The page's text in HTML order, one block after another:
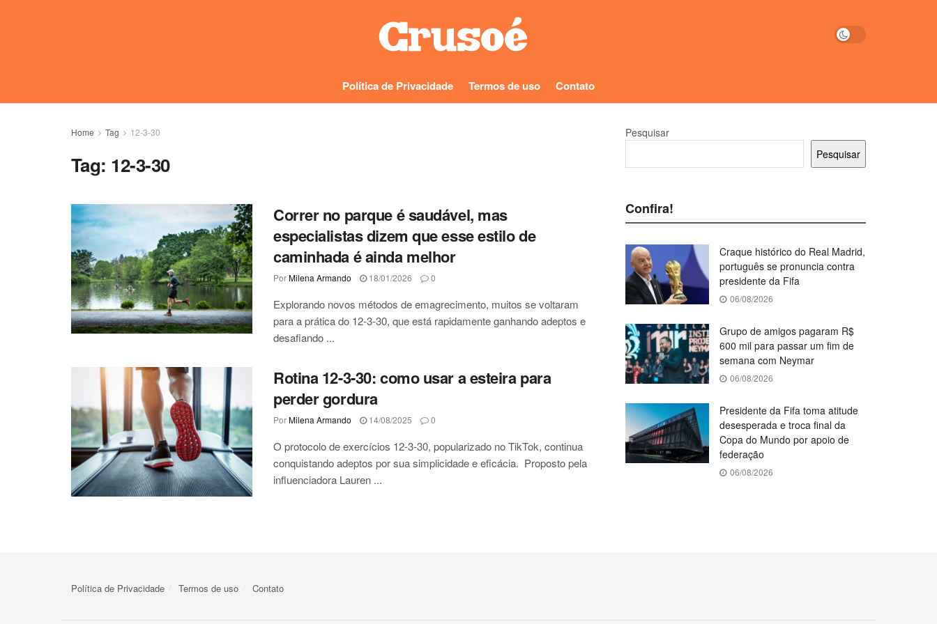
Política de Privacidade Termos de uso Contato
Home Tag 12-3-30
Tag: 12-3-30
Correr no parque é saudável, mas
especialistas dizem que esse estilo de
caminhada é ainda melhor
PorMilena Armando 18/01/2026 0
Explorando novos métodos de emagrecimento, muitos se voltaram
para a prática do 12-3-30, que está rapidamente ganhando adeptos e
desafiando ...
Rotina 12-3-30: como usar a esteira para
perder gordura
PorMilena Armando 14/08/2025 0
O protocolo de exercícios 12-3-30, popularizado no TikTok, continua
conquistando adeptos por sua simplicidade e eficácia. Proposto pela
influenciadora Lauren ...
Pesquisar
Pesquisar
Confira!
Craque histórico do Real Madrid,
português se pronuncia contra
presidente da Fifa
06/08/2026
Grupo de amigos pagaram R$
600 mil para passar um fim de
semana com Neymar
06/08/2026
Presidente da Fifa toma atitude
desesperada e troca final da
Copa do Mundo por apoio de
federação
06/08/2026
Política de Privacidade Termos de uso Contato